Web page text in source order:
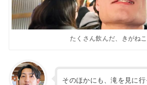
たくさん飲んだ、きがねこ
そのほかにも、滝を見に行